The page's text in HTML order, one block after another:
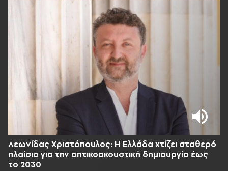
Λεωνίδας Χριστόπουλος: Η Ελλάδα χτίζει σταθερό
πλαίσιο για την οπτικοακουστική δημιουργία έως
το 2030